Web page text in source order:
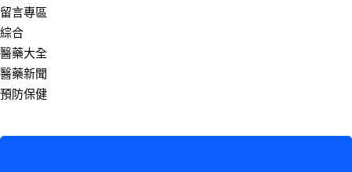
留言專區
綜合
醫藥大全
醫藥新聞
預防保健